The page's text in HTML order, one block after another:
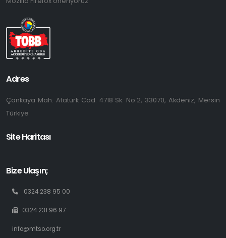
Adres
Çankaya Mah. Atatürk Cad. 4718 Sk. No:2, 33070, Akdeniz, Mersin
Türkiye
Site Haritası
Bize Ulaşın;
0324 238 95 00
0324 231 96 97
info@mtso.org.tr